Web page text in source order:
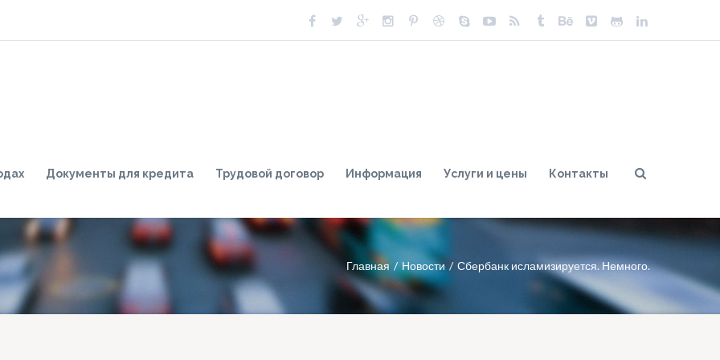
Документы для кредита Трудовой договор Информация Услуги и цены Контакты
Главная Новости Сбербанк исламизируется. Немного.